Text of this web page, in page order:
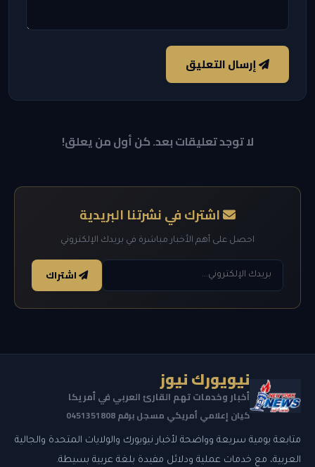
إرسال التعليق
لا توجد تعليقات بعد. كن أول من يعلق!
اشترك في نشرتنا البريدية
احصل على أهم الأخبار مباشرة في بريدك الإلكتروني
اشتراك
نيويورك نيوز
أخبار وخدمات تهم القارئ العربي في أمريكا
كيان إعلامي أمريكي مسجل برقم 0451351808
متابعة يومية سريعة وواضحة لأخبار نيويورك والولايات المتحدة والجالية
العربية، مع خدمات عملية ودلائل مفيدة بلغة عربية بسيطة.